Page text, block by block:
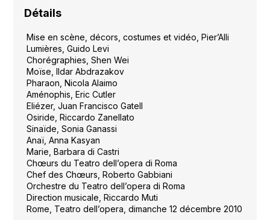
Détails
Mise en scène, décors, costumes et vidéo, Pier’Alli
Lumières, Guido Levi
Chorégraphies, Shen Wei
Moïse, Ildar Abdrazakov
Pharaon, Nicola Alaimo
Aménophis, Eric Cutler
Eliézer, Juan Francisco Gatell
Osiride, Riccardo Zanellato
Sinaïde, Sonia Ganassi
Anaï, Anna Kasyan
Marie, Barbara di Castri
Chœurs du Teatro dell’opera di Roma
Chef des Chœurs, Roberto Gabbiani
Orchestre du Teatro dell’opera di Roma
Direction musicale, Riccardo Muti
Rome, Teatro dell’opera, dimanche 12 décembre 2010